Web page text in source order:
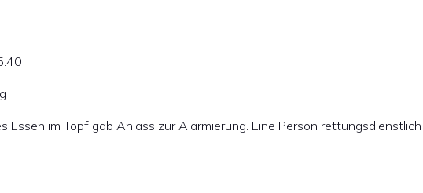
Essen im Topf gab Anlass zur Alarmierung. Eine Person